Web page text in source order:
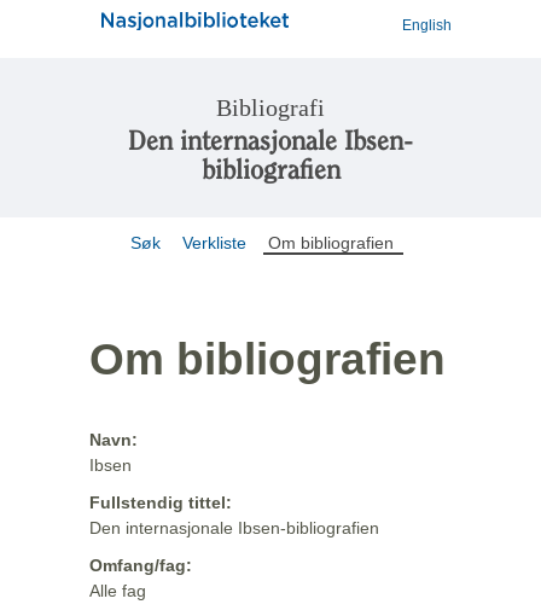
English
Bibliografi
Den internasjonale Ibsen-
bibliografien
Søk Verkliste Om bibliografien
Om bibliografien
Navn:
Ibsen
Fullstendig tittel:
Den internasjonale Ibsen-bibliografien
Omfang/fag:
Alle fag